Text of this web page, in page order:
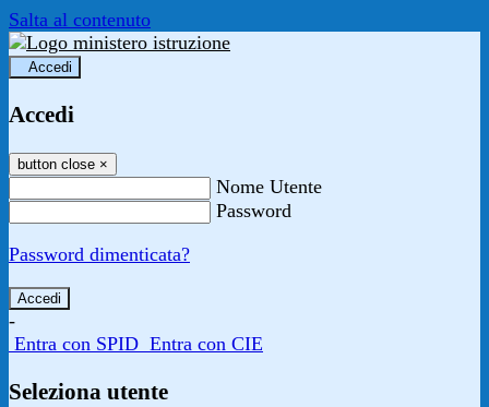
Salta al contenuto
Accedi
Accedi
button close ×
Nome Utente
Password
Password dimenticata?
-
Entra con SPID Entra con CIE
Seleziona utente